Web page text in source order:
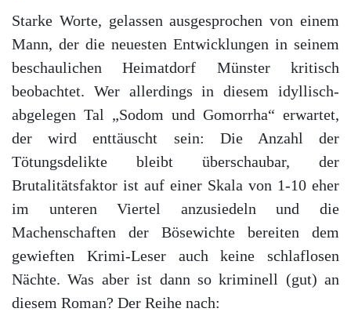
Starke Worte, gelassen ausgesprochen von einem
Mann, der die neuesten Entwicklungen in seinem
beschaulichen Heimatdorf Münster kritisch
beobachtet. Wer allerdings in diesem idyllisch-
abgelegen Tal „Sodom und Gomorrha“ erwartet,
der wird enttäuscht sein: Die Anzahl der
Tötungsdelikte bleibt überschaubar, der
Brutalitätsfaktor ist auf einer Skala von 1-10 eher
im unteren Viertel anzusiedeln und die
Machenschaften der Bösewichte bereiten dem
gewieften Krimi-Leser auch keine schlaflosen
Nächte. Was aber ist dann so kriminell (gut) an
diesem Roman? Der Reihe nach: